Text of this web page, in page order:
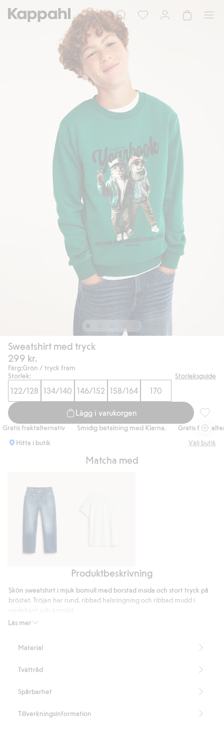
Sweatshirt med tryck
299 kr.
Färg:Grön / tryck fram
Storlek:
Storleksguide
122/128 134/140 146/152 158/164 170
Lägg i varukorgen
fraktalternativ Smidig betalning med Klarna.
Gratis
Hitta i butik
Välj butik
Matcha med
mid
T-
Produktbeskrivning
Läs mer
Skön sweatshirt i mjuk bomull med borstad insida och stort tryck på
bröstet. Tröjan har rund, ribbad halsringning och ribbad mudd i
Artikelnummer
Material
Tvättråd
Spårbarhet
Tillverkningsinformation